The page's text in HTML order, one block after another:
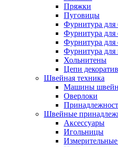
Пряжки
Пуговицы
Фурнитура для
Фурнитура
Фурнитура для
Фурнитура для
Хольнитены
Цепи
Швейная техника
Машины
Оверлоки
Швейные
Аксессуары
Игольницы